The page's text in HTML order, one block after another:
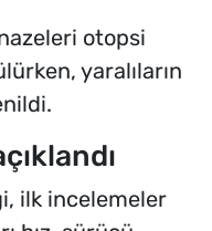
otopsi
yaralıların
ilk incelemeler